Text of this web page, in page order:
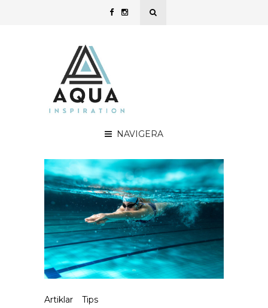
NAVIGERA
Artiklar Tips